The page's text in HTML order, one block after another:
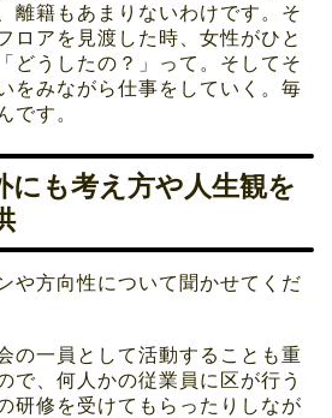
離籍もあまりないわけです。そ
ロアを見渡した時、女性がひと
どうしたの？」って。そしてそ
をみながら仕事をしていく。毎
です。
にも考え方や人生観を
や方向性について聞かせてくだ
の一員として活動することも重
で、何人かの従業員に区が行う
研修を受けてもらったりしなが